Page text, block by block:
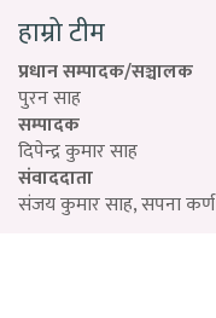
हाम्रो टीम
प्रधान सम्पादक/सञ्चालक
पुरन साह
सम्पादक
दिपेन्द्र कुमार साह
संवाददाता
संजय कुमार साह, सपना कर्ण